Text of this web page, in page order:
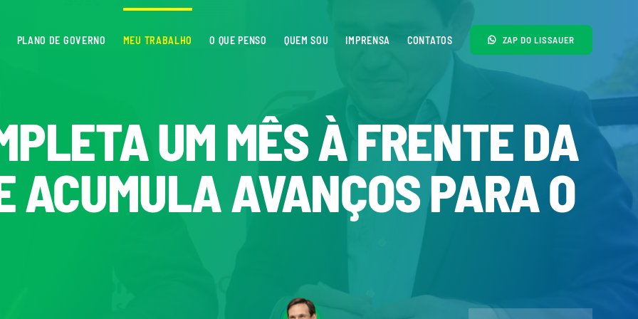
PLANO DE GOVERNO MEU TRABALHO O QUE PENSO QUEM SOU IMPRENSA CONTATOS ZAP DO LISSAUER
UM MÊS À FRENTE DA
ACUMULA AVANÇOS PARA O